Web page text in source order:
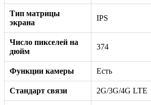
Тип матрицы
экрана
IPS
Число пикселей на
дюйм
374
Функции камеры Есть
Стандарт связи 2G/3G/4G LTE